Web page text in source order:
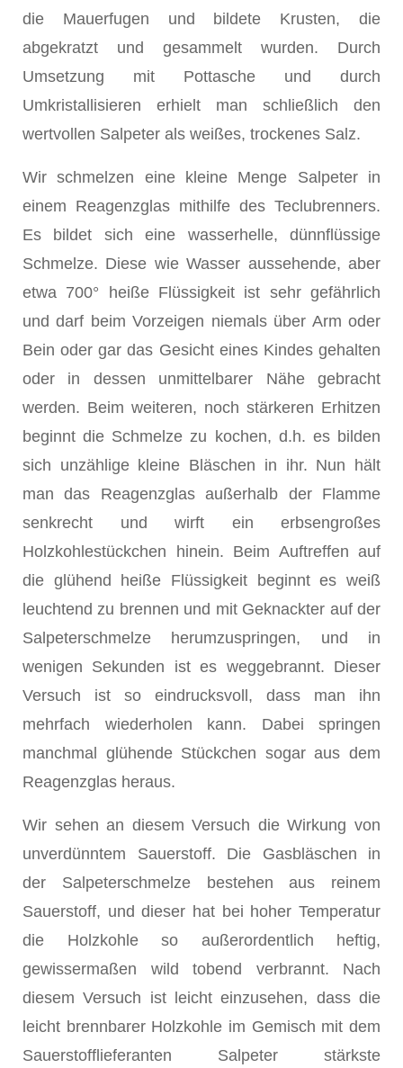
die Mauerfugen und bildete Krusten, die
abgekratzt und gesammelt wurden. Durch
Umsetzung mit Pottasche und durch
Umkristallisieren erhielt man schließlich den
wertvollen Salpeter als weißes, trockenes Salz.
Wir schmelzen eine kleine Menge Salpeter in
einem Reagenzglas mithilfe des Teclubrenners.
Es bildet sich eine wasserhelle, dünnflüssige
Schmelze. Diese wie Wasser aussehende, aber
etwa 700° heiße Flüssigkeit ist sehr gefährlich
und darf beim Vorzeigen niemals über Arm oder
Bein oder gar das Gesicht eines Kindes gehalten
oder in dessen unmittelbarer Nähe gebracht
werden. Beim weiteren, noch stärkeren Erhitzen
beginnt die Schmelze zu kochen, d.h. es bilden
sich unzählige kleine Bläschen in ihr. Nun hält
man das Reagenzglas außerhalb der Flamme
senkrecht und wirft ein erbsengroßes
Holzkohlestückchen hinein. Beim Auftreffen auf
die glühend heiße Flüssigkeit beginnt es weiß
leuchtend zu brennen und mit Geknackter auf der
Salpeterschmelze herumzuspringen, und in
wenigen Sekunden ist es weggebrannt. Dieser
Versuch ist so eindrucksvoll, dass man ihn
mehrfach wiederholen kann. Dabei springen
manchmal glühende Stückchen sogar aus dem
Reagenzglas heraus.
Wir sehen an diesem Versuch die Wirkung von
unverdünntem Sauerstoff. Die Gasbläschen in
der Salpeterschmelze bestehen aus reinem
Sauerstoff, und dieser hat bei hoher Temperatur
die Holzkohle so außerordentlich heftig,
gewissermaßen wild tobend verbrannt. Nach
diesem Versuch ist leicht einzusehen, dass die
leicht brennbarer Holzkohle im Gemisch mit dem
Sauerstofflieferanten Salpeter stärkste